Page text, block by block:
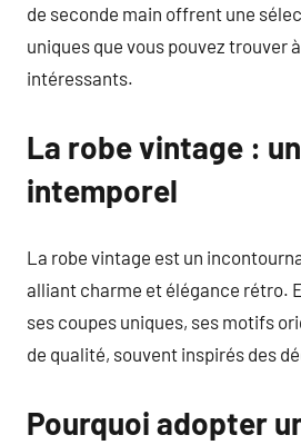
de seconde main offrent une
uniques que vous pouvez trouver
intéressants.
La robe vintage :
intemporel
La robe vintage est un
alliant charme et élégance rétro.
ses coupes uniques, ses motifs
de qualité, souvent inspirés des
Pourquoi adopter